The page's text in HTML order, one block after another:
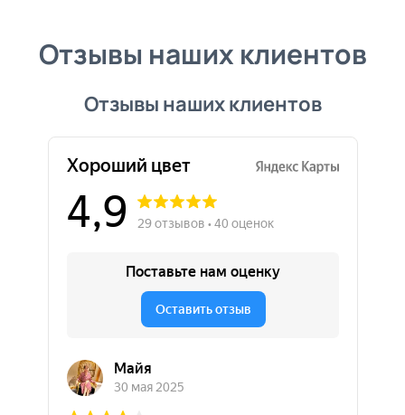
Отзывы наших клиентов
Отзывы наших клиентов